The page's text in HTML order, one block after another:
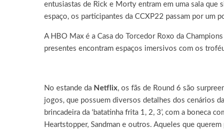
entusiastas de Rick e Morty entram em uma sala que
espaço, os participantes da CCXP22 passam por um
A HBO Max é a Casa do Torcedor Roxo da
presentes encontram espaços imersivos com os
No estande da Netflix, os fãs de Round 6 são
jogos, que possuem diversos detalhes dos cenários
brincadeira da ‘batatinha frita 1, 2, 3’, com a boneca
Heartstopper, Sandman e outros. Aqueles que